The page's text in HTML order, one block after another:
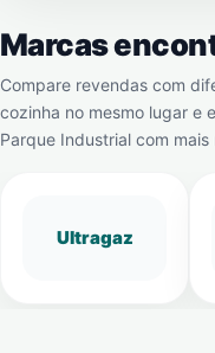
Marcas
Compare revendas com
cozinha no mesmo lugar e
Parque Industrial com mais
Ultragaz